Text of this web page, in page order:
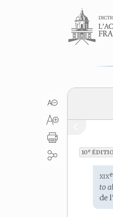
Aller au
10e
:
xixe
to
de